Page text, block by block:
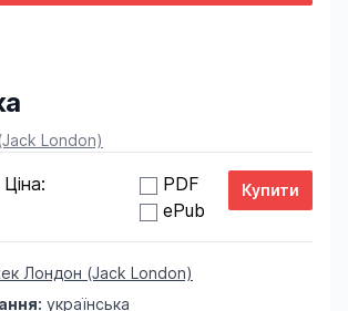
London)
Ціна:
PDF
ePub
Лондон (Jack London)
українська